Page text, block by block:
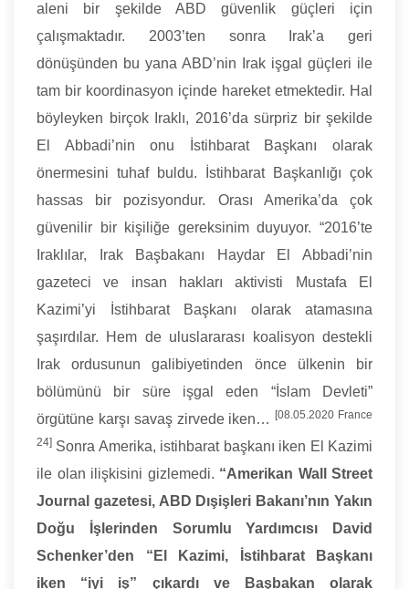
aleni bir şekilde ABD güvenlik güçleri için
çalışmaktadır. 2003’ten sonra Irak’a geri
dönüşünden bu yana ABD’nin Irak işgal güçleri ile
tam bir koordinasyon içinde hareket etmektedir. Hal
böyleyken birçok Iraklı, 2016’da sürpriz bir şekilde
El Abbadi’nin onu İstihbarat Başkanı olarak
önermesini tuhaf buldu. İstihbarat Başkanlığı çok
hassas bir pozisyondur. Orası Amerika’da çok
güvenilir bir kişiliğe gereksinim duyuyor. “2016’te
Iraklılar, Irak Başbakanı Haydar El Abbadi’nin
gazeteci ve insan hakları aktivisti Mustafa El
Kazimi’yi İstihbarat Başkanı olarak atamasına
şaşırdılar. Hem de uluslararası koalisyon destekli
Irak ordusunun galibiyetinden önce ülkenin bir
bölümünü bir süre işgal eden “İslam Devleti”
örgütüne karşı savaş zirvede iken…[08.05.2020 France
24] Sonra Amerika, istihbarat başkanı iken El Kazimi
ile olan ilişkisini gizlemedi. “Amerikan Wall Street
Journal gazetesi, ABD Dışişleri Bakanı’nın Yakın
Doğu İşlerinden Sorumlu Yardımcısı David
Schenker’den “El Kazimi, İstihbarat Başkanı
iken “iyi iş” çıkardı ve Başbakan olarak